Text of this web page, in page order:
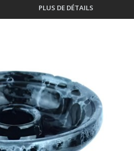
PLUS DE DÉTAILS